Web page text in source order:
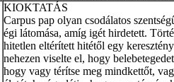
KIOKTATÁS
Carpus pap olyan csodálatos
égi látomása, amíg igét hirdetett.
hitetlen eltérített hitétől egy
nehezen viselte el, hogy
hogy vagy térítse meg mindkettőt,